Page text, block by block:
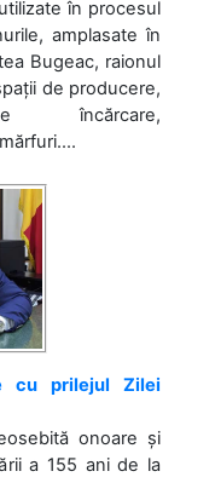
în procesul
amplasate în
Bugeac, raionul
de producere,
încărcare,
cu prilejul Zilei
onoare și
a 155 ani de la